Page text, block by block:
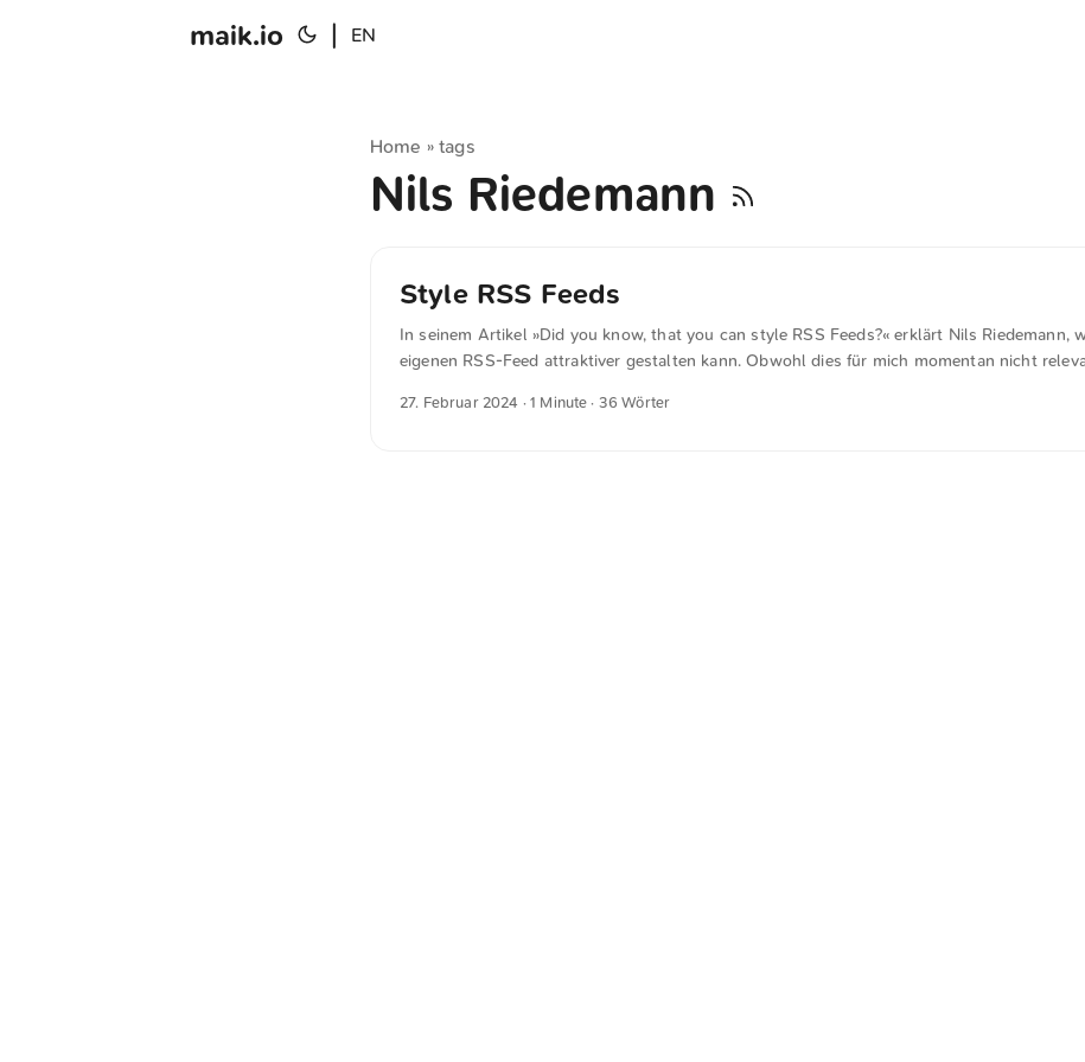
maik.io EN
Home »tags
Nils Riedemann
Style RSS Feeds
In seinem Artikel »Did you know, that you can style RSS Feeds?« erklärt Nils Riedemann,
eigenen RSS-Feed attraktiver gestalten kann. Obwohl dies für mich momentan nicht
27. Februar 2024 · 1 Minute · 36 Wörter